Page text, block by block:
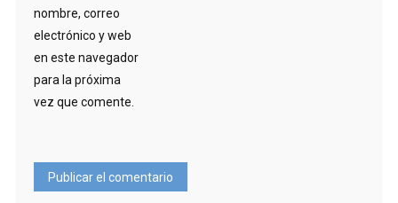
nombre, correo
electrónico y web
en este navegador
para la próxima
vez que comente.